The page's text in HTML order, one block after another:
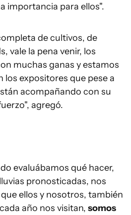
importancia para ellos".
de cultivos, de
vale la pena venir, los
muchas ganas y estamos
los expositores que pese a
acompañando con su
agregó.
evaluábamos qué hacer,
pronosticadas, nos
ellos y nosotros, también
año nos visitan, somos